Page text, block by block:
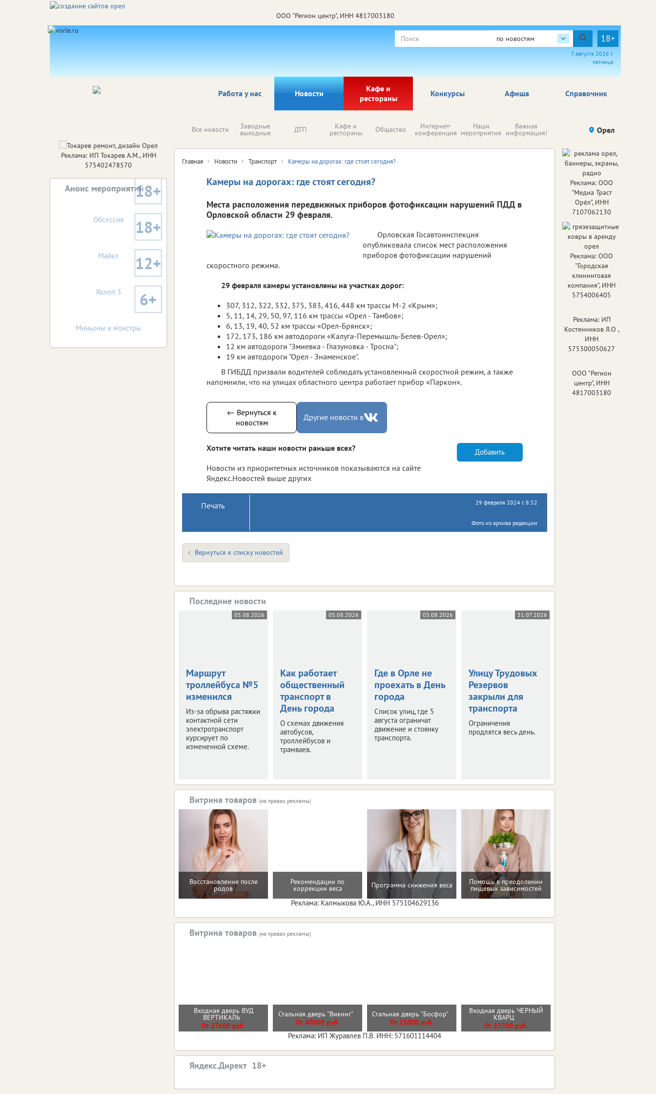
ООО "Регион центр", ИНН 4817003180
по новостям 18+
7 августа 2026 г.
пятница
Работа у нас Новости
Кафе и
рестораны
Афиша Справочник
Конкурсы
Все новости Заводные
выходные ДТП Кафе и
рестораны Общество Интернет-
конференция
Наши
мероприятия
Важная
информация! Происшествия Здоровье
Орел
Главная Новости Транспорт Камеры на дорогах: где стоят сегодня?
Камеры на дорогах: где стоят сегодня?
Места расположения передвижных приборов фотофиксации нарушений ПДД в
Орловской области 29 февраля.
Орловская Госавтоинспекция
опубликовала список мест расположения
приборов фотофиксации нарушений
скоростного режима.
29 февраля камеры установлены на участках дорог:
307, 312, 322, 332, 375, 383, 416, 448 км трассы М-2 «Крым»;
5, 11, 14, 29, 50, 97, 116 км трассы «Орел - Тамбов»;
6, 13, 19, 40, 52 км трассы «Орел-Брянск»;
172, 173, 186 км автодороги «Калуга-Перемышль-Белев-Орел»;
12 км автодороги "Змиевка - Глазуновка - Тросна";
19 км автодороги "Орел - Знаменское".
В ГИБДД призвали водителей соблюдать установленный скоростной режим, а также
напомнили, что на улицах областного центра работает прибор «Паркон».
← Вернуться к
новостям
Другие новости в
Хотите читать наши новости раньше всех?
Новости из приоритетных источников показываются на сайте
Яндекс.Новостей выше других
Добавить
Печать 29 февраля 2024 г. 8:52
Фото из архива редакции
Вернуться к списку новостей
Последние новости
05.08.2026
Маршрут
троллейбуса №5
изменился
Из-за обрыва растяжки
контактной сети
электротранспорт
курсирует по
измененной схеме.
05.08.2026
Как работает
общественный
транспорт в
День города
О схемах движения
автобусов,
троллейбусов и
трамваев.
03.08.2026
Где в Орле не
проехать в День
города
Список улиц, где 5
августа ограничат
движение и стоянку
транспорта.
31.07.2026
Улицу Трудовых
Резервов
закрыли для
транспорта
Ограничения
продлятся весь день.
Витрина товаров (на правах рекламы)
Восстановление после
родов
Рекомендации по
коррекции веса Программа снижения веса Помощь в преодолении
пищевых зависимостей
Реклама: Калмыкова Ю.А., ИНН 575104629136
Витрина товаров (на правах рекламы)
Входная дверь ВУД
ВЕРТИКАЛЬ
От 27600 руб.
Стальная дверь "Викинг"
От 40800 руб.
Стальная дверь "Босфор"
От 25000 руб.
Входная дверь ЧЕРНЫЙ
КВАРЦ
От 27700 руб.
Реклама: ИП Журавлев П.В. ИНН: 571601114404
Яндекс.Директ
Реклама: ИП Токарев А.М., ИНН
575402478570
Анонс мероприятий18+
Обсессия 18+
Майкл 12+
Холоп 3 6+
Миньоны и монстры
Реклама: ООО
"Медиа Траст
Орёл", ИНН
7107062130
Реклама: ООО
"Городская
клининговая
компания", ИНН
5754006405
Реклама: ИП
Костенников Я.О ,
ИНН
575300050627
ООО "Регион
центр", ИНН
4817003180